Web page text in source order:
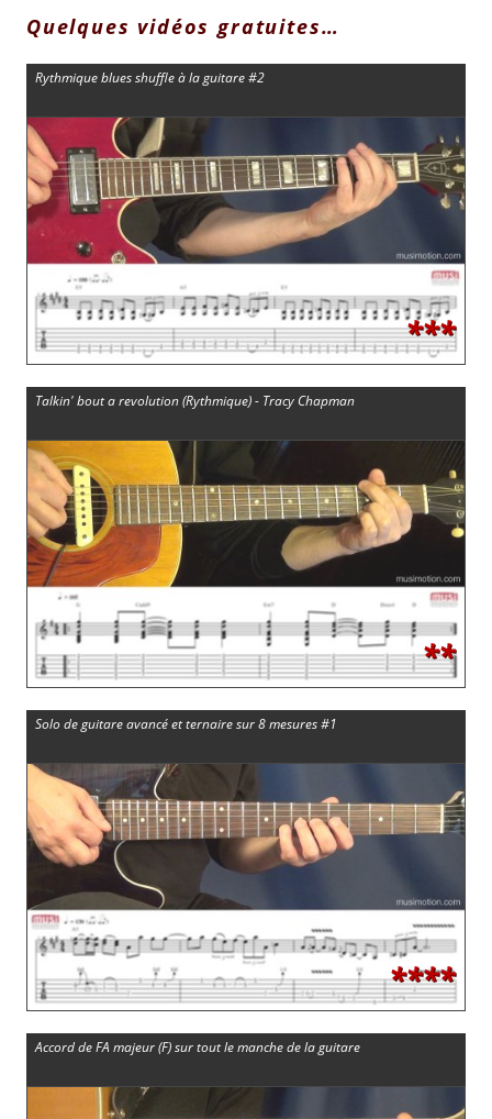
Quelques vidéos gratuites…
Rythmique blues shuffle à la guitare #2
***
Talkin' bout a revolution (Rythmique) - Tracy Chapman
**
Solo de guitare avancé et ternaire sur 8 mesures #1
****
Accord de FA majeur (F) sur tout le manche de la guitare